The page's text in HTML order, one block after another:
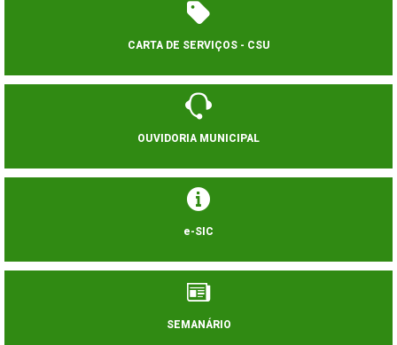
CARTA DE SERVIÇOS - CSU
OUVIDORIA MUNICIPAL
e-SIC
SEMANÁRIO